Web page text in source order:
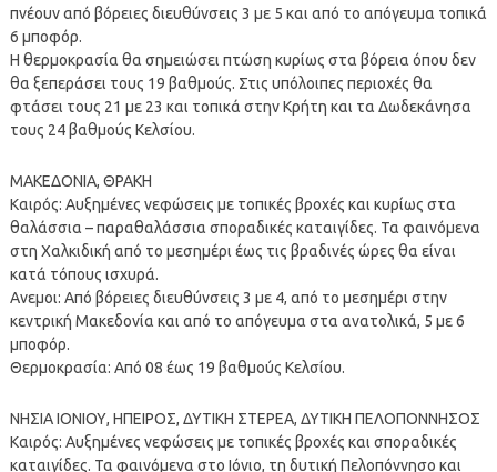
πνέουν από βόρειες διευθύνσεις 3 με 5 και από το απόγευμα τοπικά
6 μποφόρ.
Η θερμοκρασία θα σημειώσει πτώση κυρίως στα βόρεια όπου δεν
θα ξεπεράσει τους 19 βαθμούς. Στις υπόλοιπες περιοχές θα
φτάσει τους 21 με 23 και τοπικά στην Κρήτη και τα Δωδεκάνησα
τους 24 βαθμούς Κελσίου.
ΜΑΚΕΔΟΝΙΑ, ΘΡΑΚΗ
Καιρός: Αυξημένες νεφώσεις με τοπικές βροχές και κυρίως στα
θαλάσσια – παραθαλάσσια σποραδικές καταιγίδες. Τα φαινόμενα
στη Χαλκιδική από το μεσημέρι έως τις βραδινές ώρες θα είναι
κατά τόπους ισχυρά.
Ανεμοι: Από βόρειες διευθύνσεις 3 με 4, από το μεσημέρι στην
κεντρική Μακεδονία και από το απόγευμα στα ανατολικά, 5 με 6
μποφόρ.
Θερμοκρασία: Από 08 έως 19 βαθμούς Κελσίου.
ΝΗΣΙΑ ΙΟΝΙΟΥ, ΗΠΕΙΡΟΣ, ΔΥΤΙΚΗ ΣΤΕΡΕΑ, ΔΥΤΙΚΗ ΠΕΛΟΠΟΝΝΗΣΟΣ
Καιρός: Αυξημένες νεφώσεις με τοπικές βροχές και σποραδικές
καταιγίδες. Τα φαινόμενα στο Ιόνιο, τη δυτική Πελοπόννησο και